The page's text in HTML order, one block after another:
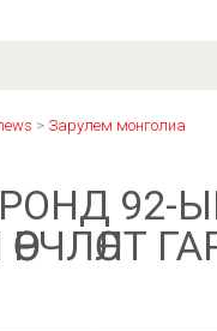
> Зарулем монголиа
92-